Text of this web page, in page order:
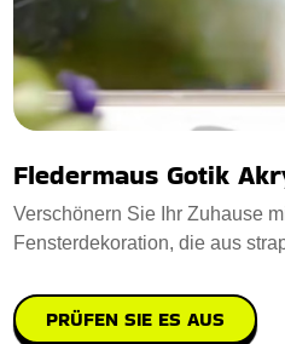
Fledermaus Gotik
Verschönern Sie Ihr Zuhause
Fensterdekoration, die aus
PRÜFEN SIE ES AUS